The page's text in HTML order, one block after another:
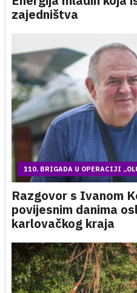
zajedništva
110. BRIGADA U OPERACIJI
Razgovor s Ivanom
povijesnim danima
karlovačkog kraja